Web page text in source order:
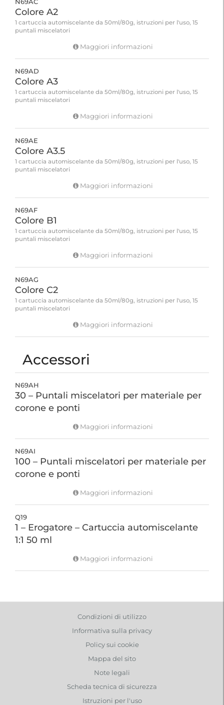
Colore A2
1 cartuccia automiscelante da 50ml/80g, istruzioni per l'uso, 15
puntali miscelatori
Maggiori informazioni
N69AD
Colore A3
1 cartuccia automiscelante da 50ml/80g, istruzioni per l'uso, 15
puntali miscelatori
Maggiori informazioni
N69AE
Colore A3.5
1 cartuccia automiscelante da 50ml/80g, istruzioni per l'uso, 15
puntali miscelatori
Maggiori informazioni
N69AF
Colore B1
1 cartuccia automiscelante da 50ml/80g, istruzioni per l'uso, 15
puntali miscelatori
Maggiori informazioni
N69AG
Colore C2
1 cartuccia automiscelante da 50ml/80g, istruzioni per l'uso, 15
puntali miscelatori
Maggiori informazioni
Accessori
N69AH
30 – Puntali miscelatori per materiale per
corone e ponti
Maggiori informazioni
N69AI
100 – Puntali miscelatori per materiale per
corone e ponti
Maggiori informazioni
Q19
1 – Erogatore – Cartuccia automiscelante
1:1 50 ml
Maggiori informazioni
Condizioni di utilizzo
Informativa sulla privacy
Policy sui cookie
Mappa del sito
Note legali
Scheda tecnica di sicurezza
Istruzioni per l'uso